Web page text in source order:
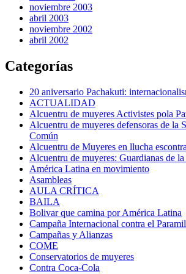
noviembre 2003
abril 2003
noviembre 2002
abril 2002
Categorías
20 aniversario Pachakuti:
ACTUALIDAD
Alcuentru de muyeres Activistes pola
Alcuentru de muyeres defensoras de la
Común
Alcuentru de Muyeres en llucha
Alcuentru de muyeres: Guardianas de la
América Latina en movimiento
Asambleas
AULA CRÍTICA
BAILA
Bolivar que camina por América Latina
Campaña Internacional contra el
Campañas y Alianzas
COME
Conservatorios de muyeres
Contra Coca-Cola